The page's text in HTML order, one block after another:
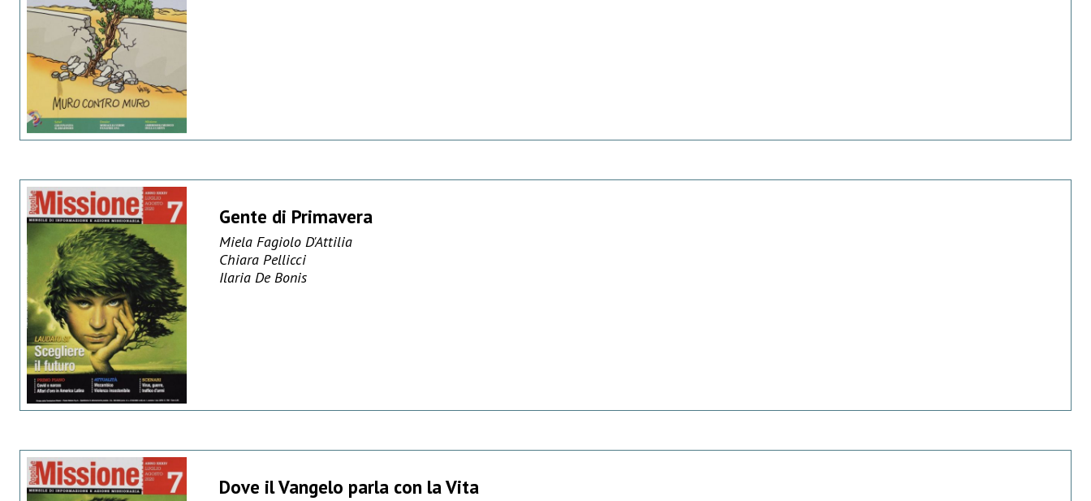
Gente di Primavera
Miela Fagiolo D'Attilia
Chiara Pellicci
Ilaria De Bonis
Dove il Vangelo parla con la Vita